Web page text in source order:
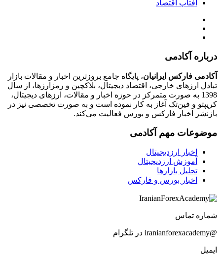
آفتاب اقتصاد
درباره آکادمی
آکادمی فارکس ایرانیان، پایگاه جامع بروزترین اخبار و مقالات بازار
تبادل ارزهای خارجی، اقتصاد دیجیتال، بلاکچین و رمزارزها، از سال
1398 به صورت متمرکز در حوزه اخبار و مقالات، ارزهای‌ دیجیتال،
کریپتو و فین‌تک آغاز به کار نموده است و به صورت تخصصی نیز در
بازنشر اخبار فارکس و بورس فعالیت می‌کند.
موضوعات مهم آکادمی
اخبار ارزدیجیتال
آموزش ارزدیجیتال
تحلیل بازارها
اخبار بورس و فارکس
شماره تماس
@iranianforexacademy در تلگرام
ایمیل